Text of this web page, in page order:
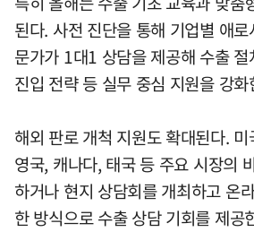
된다. 사전 진단을 통해 기업별 애
문가가 1대1 상담을 제공해 수출
진입 전략 등 실무 중심 지원을 강
해외 판로 개척 지원도 확대된다.
영국, 캐나다, 태국 등 주요 시장의
하거나 현지 상담회를 개최하고 온
한 방식으로 수출 상담 기회를 제공